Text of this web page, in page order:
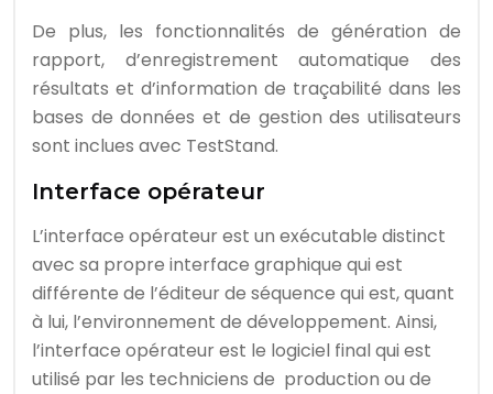
De plus, les fonctionnalités de génération de
rapport, d’enregistrement automatique des
résultats et d’information de traçabilité dans les
bases de données et de gestion des utilisateurs
sont inclues avec TestStand.
Interface opérateur
L’interface opérateur est un exécutable distinct
avec sa propre interface graphique qui est
différente de l’éditeur de séquence qui est, quant
à lui, l’environnement de développement. Ainsi,
l’interface opérateur est le logiciel final qui est
utilisé par les techniciens de production ou de